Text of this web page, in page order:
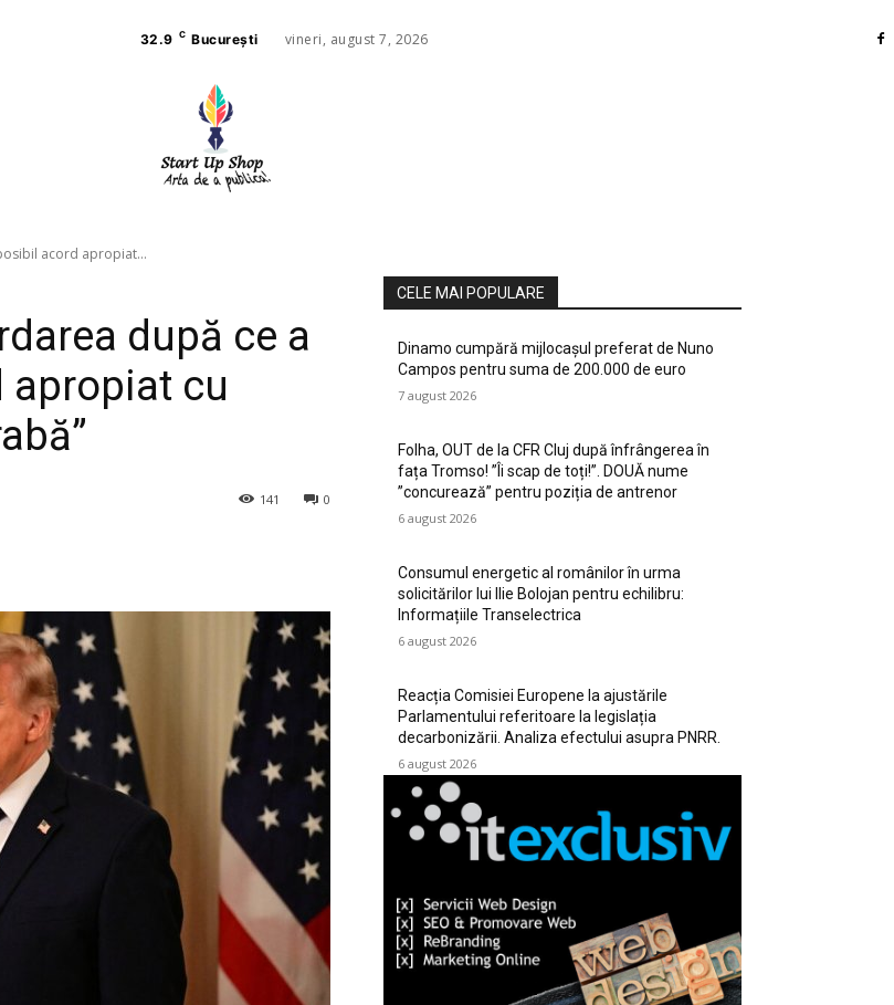
32.9 C București vineri, august 7, 2026
acord apropiat...
după ce a
cu
0
141
CELE MAI POPULARE
Dinamo cumpără mijlocașul preferat de Nuno
Campos pentru suma de 200.000 de euro
7 august 2026
Folha, OUT de la CFR Cluj după înfrângerea în
fața Tromso! ”Îi scap de toți!”. DOUĂ nume
”concurează” pentru poziția de antrenor
6 august 2026
Consumul energetic al românilor în urma
solicitărilor lui Ilie Bolojan pentru echilibru:
Informațiile Transelectrica
6 august 2026
Reacția Comisiei Europene la ajustările
Parlamentului referitoare la legislația
decarbonizării. Analiza efectului asupra PNRR.
6 august 2026